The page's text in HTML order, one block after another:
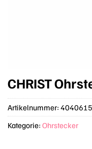
CHRIST
Artikelnummer:
Kategorie: Ohrstecker